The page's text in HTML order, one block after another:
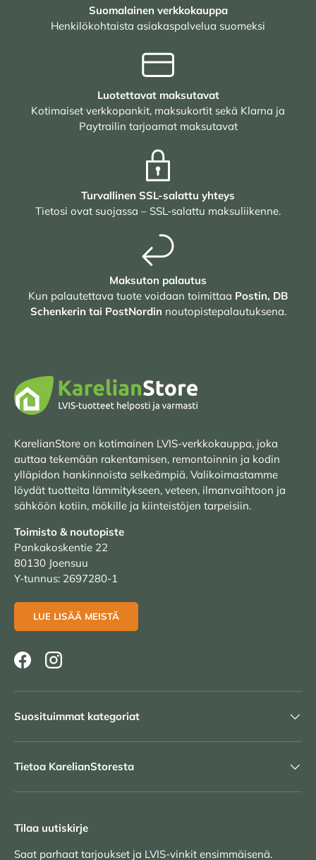
Suomalainen verkkokauppa
Henkilökohtaista asiakaspalvelua suomeksi
Luotettavat maksutavat
Kotimaiset verkkopankit, maksukortit sekä Klarna ja
Paytrailin tarjoamat maksutavat
Turvallinen SSL-salattu yhteys
Tietosi ovat suojassa – SSL-salattu maksuliikenne.
Maksuton palautus
Kun palautettava tuote voidaan toimittaa Postin, DB
Schenkerin tai PostNordin noutopistepalautuksena.
KarelianStore on kotimainen LVIS-verkkokauppa, joka
auttaa tekemään rakentamisen, remontoinnin ja kodin
ylläpidon hankinnoista selkeämpiä. Valikoimastamme
löydät tuotteita lämmitykseen, veteen, ilmanvaihtoon ja
sähköön kotiin, mökille ja kiinteistöjen tarpeisiin.
Toimisto & noutopiste
Pankakoskentie 22
80130 Joensuu
Y-tunnus: 2697280-1
LUE LISÄÄ MEISTÄ
FacebookInstagram
Suosituimmat kategoriat
Tietoa KarelianStoresta
Tilaa uutiskirje
Saat parhaat tarjoukset ja LVIS-vinkit ensimmäisenä.